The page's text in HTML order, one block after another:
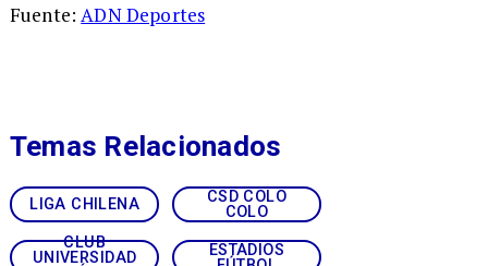
Fuente:ADN Deportes
LIGA CHILENA
CSD COLO
COLO
CLUB
UNIVERSIDAD
ESTADIOS
Temas Relacionados